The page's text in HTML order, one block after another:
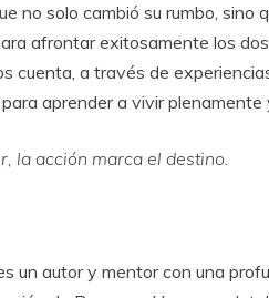
no solo cambió su rumbo, sino
afrontar exitosamente los
cuenta, a través de
aprender a vivir
la acción marca el destino.
un autor y mentor con una